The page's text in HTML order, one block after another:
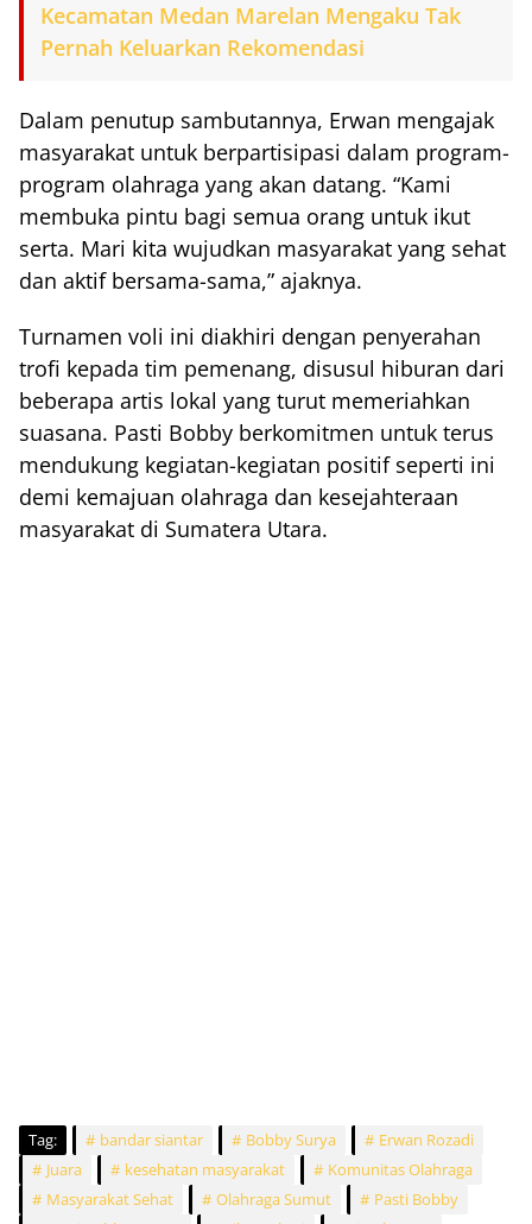
Kecamatan Medan Marelan Mengaku Tak
Pernah Keluarkan Rekomendasi
Dalam penutup sambutannya, Erwan mengajak
masyarakat untuk berpartisipasi dalam program-
program olahraga yang akan datang. “Kami
membuka pintu bagi semua orang untuk ikut
serta. Mari kita wujudkan masyarakat yang sehat
dan aktif bersama-sama,” ajaknya.
Turnamen voli ini diakhiri dengan penyerahan
trofi kepada tim pemenang, disusul hiburan dari
beberapa artis lokal yang turut memeriahkan
suasana. Pasti Bobby berkomitmen untuk terus
mendukung kegiatan-kegiatan positif seperti ini
demi kemajuan olahraga dan kesejahteraan
masyarakat di Sumatera Utara.
Tag: bandar siantar Bobby Surya
Erwan Rozadi
Juara
kesehatan masyarakat
Komunitas Olahraga
Masyarakat Sehat
Olahraga Sumut
Pasti Bobby